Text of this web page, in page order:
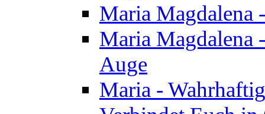
Maria Magdalena
Maria Magdalena
Auge
Maria -